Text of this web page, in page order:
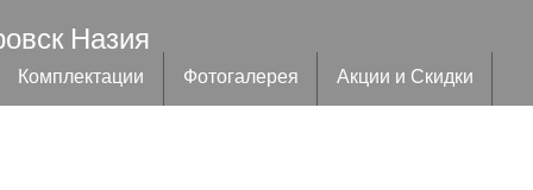
Назия
Комплектации Фотогалерея Акции и Скидки